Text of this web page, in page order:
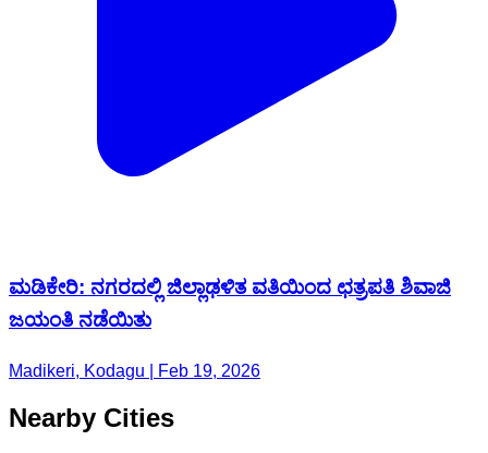
ಮಡಿಕೇರಿ: ನಗರದಲ್ಲಿ ಜಿಲ್ಲಾಢಳಿತ ವತಿಯಿಂದ ಛತ್ರಪತಿ ಶಿವಾಜಿ
ಜಯಂತಿ ನಡೆಯಿತು
Madikeri, Kodagu | Feb 19, 2026
Nearby Cities